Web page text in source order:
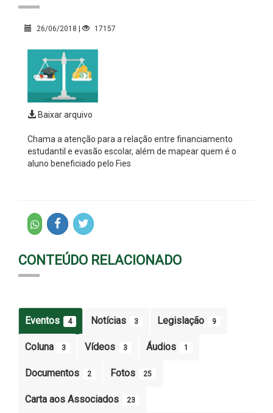
26/06/2018 | 17157
Baixar arquivo
Chama a atenção para a relação entre financiamento
estudantil e evasão escolar, além de mapear quem é o
aluno beneficiado pelo Fies
CONTEÚDO RELACIONADO
Eventos 4 Notícias 3 Legislação 9
Coluna 3 Vídeos 3 Áudios 1
Documentos 2 Fotos 25
Carta aos Associados 23